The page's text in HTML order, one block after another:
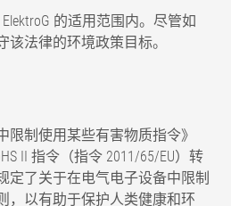
ElektroG 的适用范围内。尽管如
该法律的环境政策目标。
限制使用某些有害物质指令》
II 指令（指令 2011/65/EU）转
定了关于在电气电子设备中限制
，以有助于保护人类健康和环